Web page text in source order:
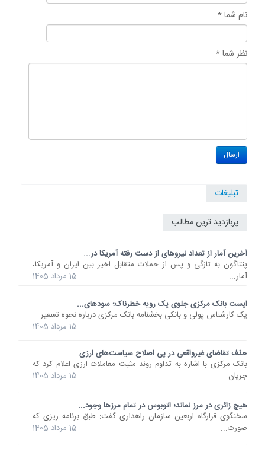
نام شما *
نظر شما *
تبلیغات
پربازدید ترین مطالب
آخرین آمار از تعداد نیروهای از دست رفته آمریکا در...
پنتاگون به تازگی و پس از حملات متقابل اخیر بین ایران و آمریکا،
آمار...
15 مرداد 1405
ایست بانک مرکزی جلوی یک رویه خطرناک؛ سودهای...
یک کارشناس پولی و بانکی بخشنامه بانک مرکزی درباره نحوه تسعیر...
15 مرداد 1405
حذف تقاضای غیرواقعی در پی اصلاح سیاست‌های ارزی
بانک مرکزی با اشاره به تداوم روند مثبت معاملات ارزی اعلام کرد که
جریان...
15 مرداد 1405
هیچ زائری در مرز نماند؛ اتوبوس در تمام مرزها وجود...
سخنگوی قرارگاه اربعین سازمان راهداری گفت: طبق برنامه ریزی که
صورت...
15 مرداد 1405